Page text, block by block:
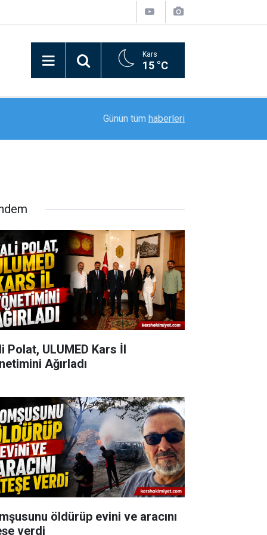
Kars
15 °C
Rektör Prof. Dr. Nusret Akpolat’tan Gana
Günün tüm haberleri
Polat, ULUMED Kars İl
Ağırladı
öldürüp evini ve aracını
verdi